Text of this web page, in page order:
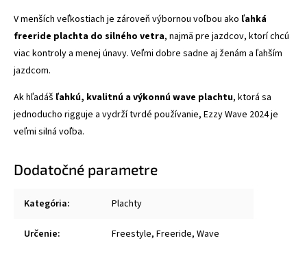
V menších veľkostiach je zároveň výbornou voľbou ako ľahká
freeride plachta do silného vetra, najmä pre jazdcov, ktorí chcú
viac kontroly a menej únavy. Veľmi dobre sadne aj ženám a ľahším
jazdcom.
Ak hľadáš ľahkú, kvalitnú a výkonnú wave plachtu, ktorá sa
jednoducho rigguje a vydrží tvrdé používanie, Ezzy Wave 2024 je
veľmi silná voľba.
Dodatočné parametre
Kategória: Plachty
Určenie: Freestyle, Freeride, Wave